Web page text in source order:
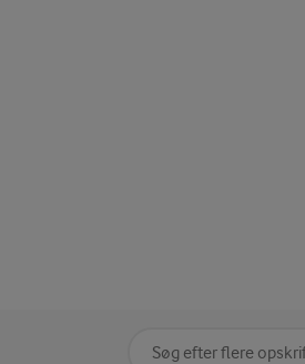
Søg på kategori